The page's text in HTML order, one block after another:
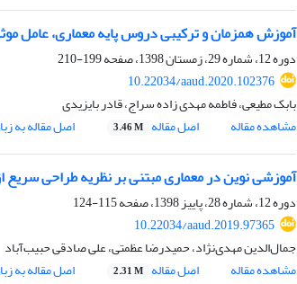
آموزش همزمان و ترکیبی دروس پایه معماری، عامل
دوره 12، شماره 29، زمستان 1398، صفحه
199-210
10.22034/aaud.2020.102376
بابک مطیعی، فاطمه مهدی زاده سراج، قادر بایزیدی
مشاهده مقاله
اصل مقاله 3.46 M اصل مقاله به
آموزشی نوین در معماری مبتنی بر نظریه طراحی سریع
دوره 12، شماره 28، پاییز 1398، صفحه
115-124
10.22034/aaud.2019.97365
جمال‌الدین مهدی‌نژاد، حمیدرضا عظمتی، علی صادقی حبیب‌آباد
مشاهده مقاله
اصل مقاله 2.31 M اصل مقاله به